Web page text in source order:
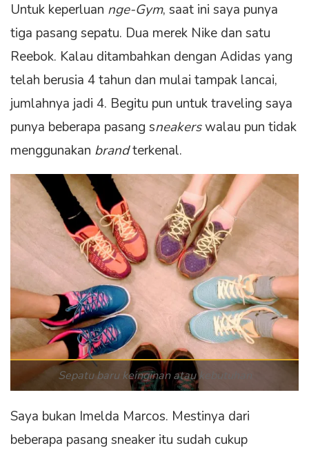
Untuk keperluan nge-Gym, saat ini saya punya
tiga pasang sepatu. Dua merek Nike dan satu
Reebok. Kalau ditambahkan dengan Adidas yang
telah berusia 4 tahun dan mulai tampak lancai,
jumlahnya jadi 4. Begitu pun untuk traveling saya
punya beberapa pasang sneakerswalau pun tidak
menggunakan brandterkenal.
Sepatu baru keinginan atau kebutuhan
Saya bukan Imelda Marcos. Mestinya dari
beberapa pasang sneaker itu sudah cukup